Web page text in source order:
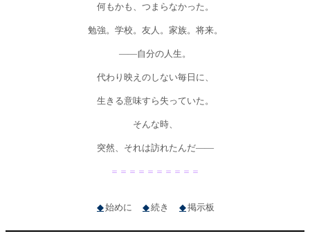
何もかも、つまらなかった。
勉強。学校。友人。家族。将来。
――自分の人生。
代わり映えのしない毎日に、
生きる意味すら失っていた。
そんな時、
突然、それは訪れたんだ――
＝＝＝＝＝＝＝＝＝＝
◆始めに ◆続き ◆掲示板